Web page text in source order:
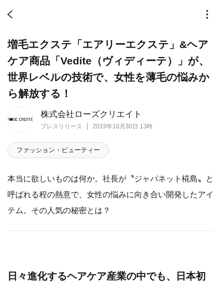
株式会社ローズクリエイト
プレスリリース 2019年10月30日 13時
増毛エクステ「エアリーエクステ」&ヘア
ケア商品「Vedite（ヴィディーテ）」が、
世界レベルの技術で、女性を薄毛の悩みか
ら解放する！
ファッション・ビューティー
本当に欲しいものは何か。社長が〝ジャパネット椛島〟と
呼ばれる程の熱意で、女性の悩みに向き合い開発したアイ
テム。その人気の秘密とは？
日々進化するヘアケア産業の中でも、日本初